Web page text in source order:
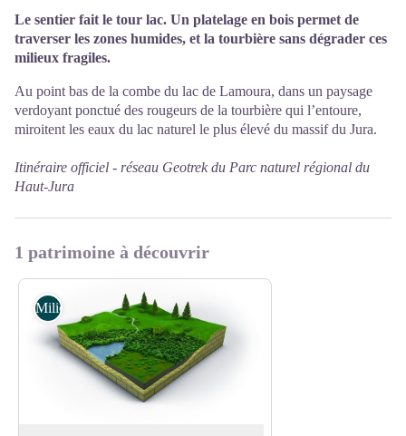
Le sentier fait le tour lac. Un platelage en bois permet de
traverser les zones humides, et la tourbière sans dégrader ces
milieux fragiles.
Au point bas de la combe du lac de Lamoura, dans un paysage
verdoyant ponctué des rougeurs de la tourbière qui l’entoure,
miroitent les eaux du lac naturel le plus élevé du massif du Jura.
Itinéraire officiel - réseau Geotrek du Parc naturel régional du
Haut-Jura
1 patrimoine à découvrir
Milieux naturels